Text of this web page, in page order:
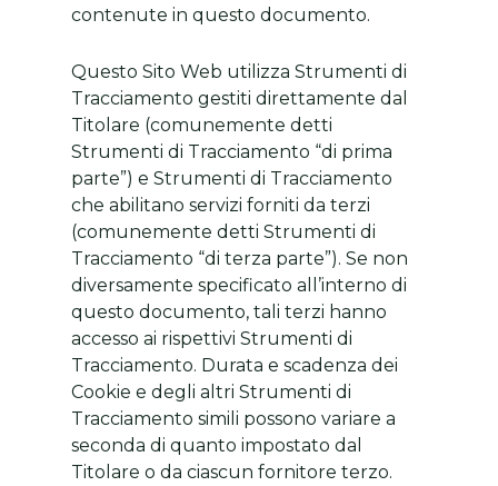
contenute in questo documento.
Questo Sito Web utilizza Strumenti di
Tracciamento gestiti direttamente dal
Titolare (comunemente detti
Strumenti di Tracciamento “di prima
parte”) e Strumenti di Tracciamento
che abilitano servizi forniti da terzi
(comunemente detti Strumenti di
Tracciamento “di terza parte”). Se non
diversamente specificato all’interno di
questo documento, tali terzi hanno
accesso ai rispettivi Strumenti di
Tracciamento. Durata e scadenza dei
Cookie e degli altri Strumenti di
Tracciamento simili possono variare a
seconda di quanto impostato dal
Titolare o da ciascun fornitore terzo.